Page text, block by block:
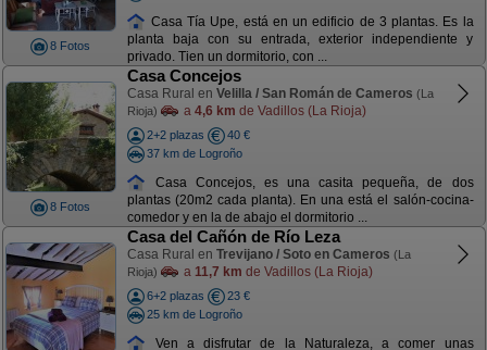
8 Fotos
Casa Tía Upe, está en un edificio de 3 plantas. Es la
planta baja con su entrada, exterior independiente y
privado. Tien un dormitorio, con ...
8 Fotos
Casa Concejos
Casa Rural en Velilla / San Román de Cameros (La
Rioja)
a 4,6 km de Vadillos (La Rioja)
2+2 plazas
40 €
37 km de Logroño
Casa Concejos, es una casita pequeña, de dos
plantas (20m2 cada planta). En una está el salón-cocina-
comedor y en la de abajo el dormitorio ...
Casa del Cañón de Río Leza
Casa Rural en Trevijano / Soto en Cameros (La
Rioja)
a 11,7 km de Vadillos (La Rioja)
6+2 plazas
23 €
25 km de Logroño
Ven a disfrutar de la Naturaleza, a comer unas